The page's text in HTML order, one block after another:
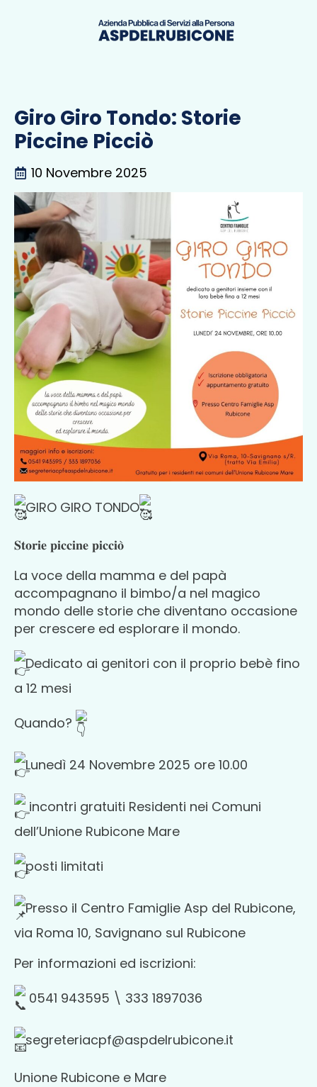
Giro Giro Tondo: Storie
Piccine Picciò
10 Novembre 2025
GIRO GIRO TONDO
𝐒𝐭𝐨𝐫𝐢𝐞 𝐩𝐢𝐜𝐜𝐢𝐧𝐞 𝐩𝐢𝐜𝐜𝐢𝐨̀
La voce della mamma e del papà
accompagnano il bimbo/a nel magico
mondo delle storie che diventano occasione
per crescere ed esplorare il mondo.
Dedicato ai genitori con il proprio bebè fino
a 12 mesi
Quando?
Lunedì 24 Novembre 2025 ore 10.00
incontri gratuiti Residenti nei Comuni
dell’Unione Rubicone Mare
posti limitati
Presso il Centro Famiglie Asp del Rubicone,
via Roma 10, Savignano sul Rubicone
Per informazioni ed iscrizioni:
0541 943595 \ 333 1897036
segreteriacpf@aspdelrubicone.it
Unione Rubicone e Mare